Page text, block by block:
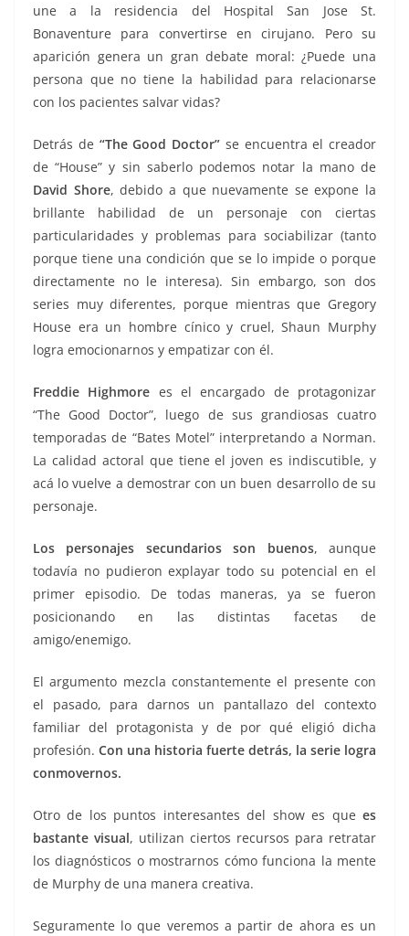
une a la residencia del Hospital San Jose St.
Bonaventure para convertirse en cirujano. Pero su
aparición genera un gran debate moral: ¿Puede una
persona que no tiene la habilidad para relacionarse
con los pacientes salvar vidas?
Detrás de “The Good Doctor” se encuentra el creador
de “House” y sin saberlo podemos notar la mano de
David Shore, debido a que nuevamente se expone la
brillante habilidad de un personaje con ciertas
particularidades y problemas para sociabilizar (tanto
porque tiene una condición que se lo impide o porque
directamente no le interesa). Sin embargo, son dos
series muy diferentes, porque mientras que Gregory
House era un hombre cínico y cruel, Shaun Murphy
logra emocionarnos y empatizar con él.
Freddie Highmore es el encargado de protagonizar
“The Good Doctor”, luego de sus grandiosas cuatro
temporadas de “Bates Motel” interpretando a Norman.
La calidad actoral que tiene el joven es indiscutible, y
acá lo vuelve a demostrar con un buen desarrollo de su
personaje.
Los personajes secundarios son buenos, aunque
todavía no pudieron explayar todo su potencial en el
primer episodio. De todas maneras, ya se fueron
posicionando en las distintas facetas de
amigo/enemigo.
El argumento mezcla constantemente el presente con
el pasado, para darnos un pantallazo del contexto
familiar del protagonista y de por qué eligió dicha
profesión. Con una historia fuerte detrás, la serie logra
conmovernos.
Otro de los puntos interesantes del show es que es
bastante visual, utilizan ciertos recursos para retratar
los diagnósticos o mostrarnos cómo funciona la mente
de Murphy de una manera creativa.
Seguramente lo que veremos a partir de ahora es un